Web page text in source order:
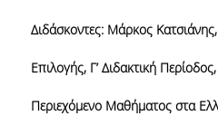
Διδάσκοντες: Μάρκος
Επιλογής, Γ’ Διδακτική Περίοδος,
Περιεχόμενο Μαθήματος στα